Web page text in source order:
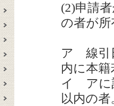
(2)申請
の者が
ア 線引
内に本
イ アに
以内